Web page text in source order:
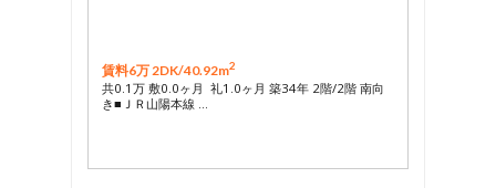
賃料6万 2DK/40.92m2
共0.1万 敷0.0ヶ月 礼1.0ヶ月 築34年 2階/2階 南向
き■ＪＲ山陽本線 …